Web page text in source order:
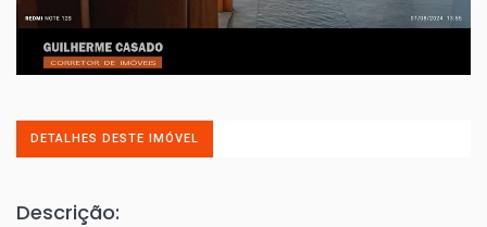
DETALHES DESTE IMÓVEL
Descrição: